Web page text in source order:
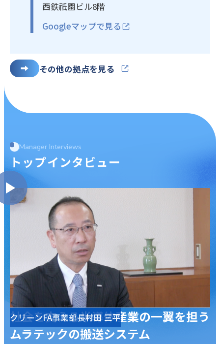
西鉄祇園ビル8階
Googleマップで見る
その他の拠点を見る
Manager Interviews
トップインタビュー
クリーンFA事業部長村田 三平
社会を支える半導体産業の一翼を担う
ムラテックの搬送システム